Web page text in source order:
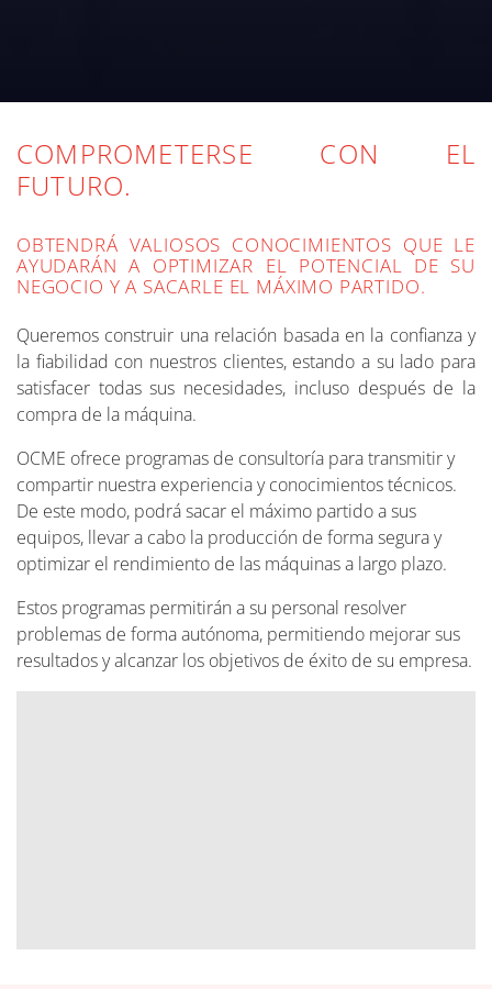
COMPROMETERSE CON EL
FUTURO.
OBTENDRÁ VALIOSOS CONOCIMIENTOS QUE LE
AYUDARÁN A OPTIMIZAR EL POTENCIAL DE SU
NEGOCIO Y A SACARLE EL MÁXIMO PARTIDO.
Queremos construir una relación basada en la confianza y
la fiabilidad con nuestros clientes, estando a su lado para
satisfacer todas sus necesidades, incluso después de la
compra de la máquina.
OCME ofrece programas de consultoría para transmitir y
compartir nuestra experiencia y conocimientos técnicos.
De este modo, podrá sacar el máximo partido a sus
equipos, llevar a cabo la producción de forma segura y
optimizar el rendimiento de las máquinas a largo plazo.
Estos programas permitirán a su personal resolver
problemas de forma autónoma, permitiendo mejorar sus
resultados y alcanzar los objetivos de éxito de su empresa.